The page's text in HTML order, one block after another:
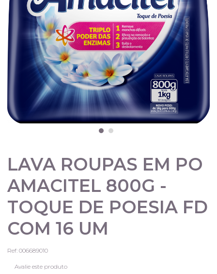
LAVA ROUPAS EM PO
AMACITEL 800G -
TOQUE DE POESIA FD
COM 16 UM
Ref: 006689010
Avalie este produto